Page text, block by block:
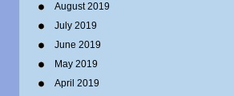
August 2019
July 2019
June 2019
May 2019
April 2019